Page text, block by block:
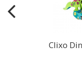
Clixo